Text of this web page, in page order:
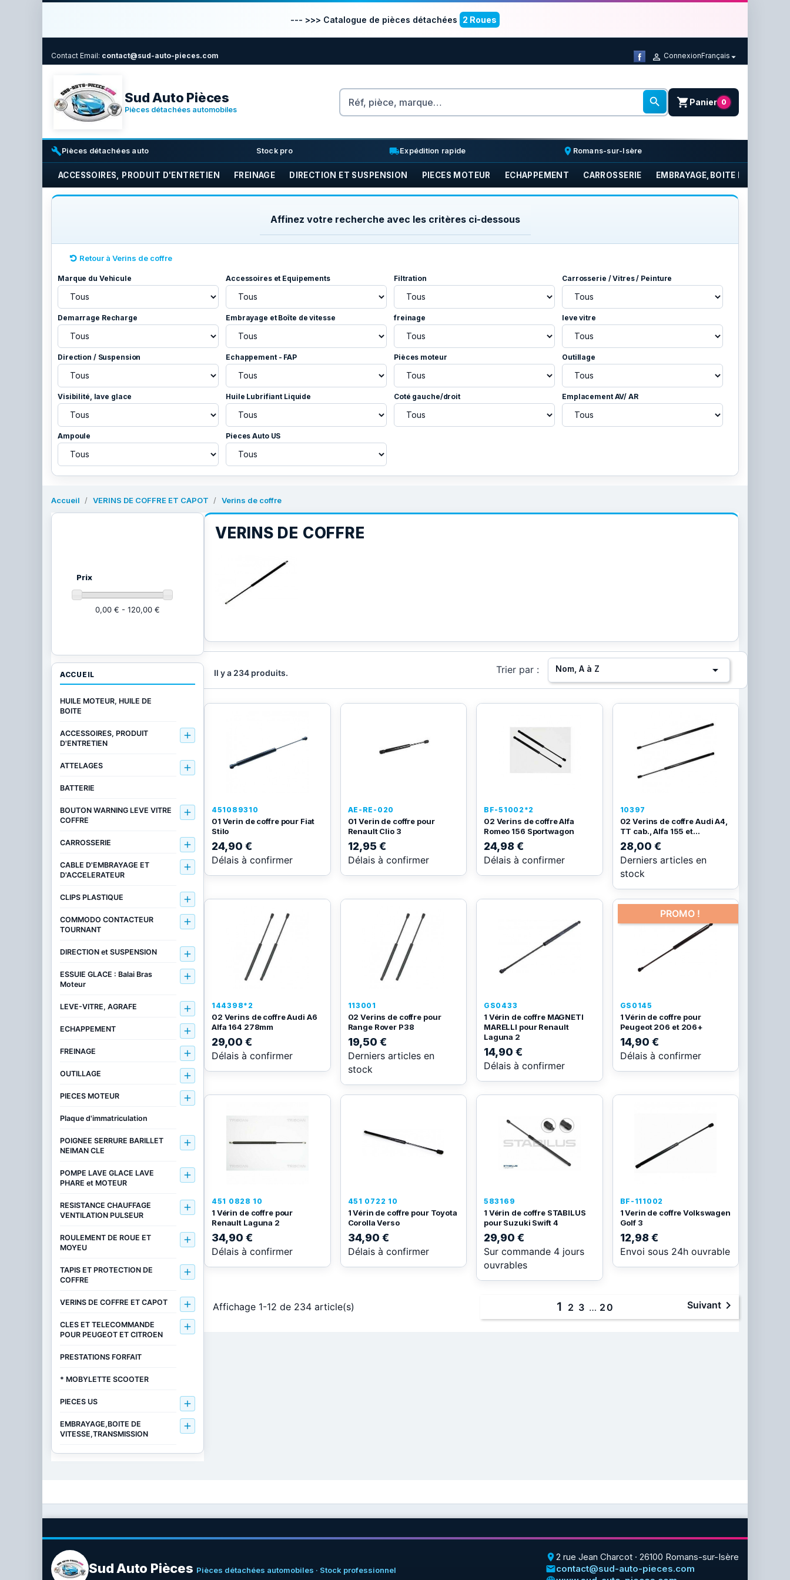
--- >>> Catalogue de pièces détachées 2 Roues
Contact Email: contact@sud-auto-pieces.com  ConnexionFrançais
Sud Auto Pièces
Pièces détachées automobiles
Rechercher
 shopping_cartPanier 0
buildPièces détachées auto inventory_2
Stock pro local_shippingExpédition rapide place Romans-sur-Isère
ACCESSOIRES, PRODUIT D'ENTRETIEN FREINAGE DIRECTION ET SUSPENSION PIECES MOTEUR ECHAPPEMENT CARROSSERIE EMBRAYAGE,BOITE DE
Affinez votre recherche avec les critères ci-dessous
Retour à Verins de coffre
Marque du Vehicule Accessoires et Equipements Filtration Carrosserie / Vitres / Peinture
Demarrage Recharge Embrayage et Boîte de vitesse freinage leve vitre
Direction / Suspension Echappement - FAP Pièces moteur Outillage
Visibilité, lave glace Huile Lubrifiant Liquide Coté gauche/droit Emplacement AV/ AR
Ampoule Pieces Auto US
Accueil VERINS DE COFFRE ET CAPOT Verins de coffre
VERINS DE COFFRE
Il y a 234 produits. Trier par : Nom, A à Z 
451089310
01 Verin de coffre pour Fiat
Stilo
24,90 €
Délais à confirmer
AE-RE-020
01 Verin de coffre pour
Renault Clio 3
12,95 €
Délais à confirmer
BF-51002*2
02 Verins de coffre Alfa
Romeo 156 Sportwagon
24,98 €
Délais à confirmer
10397
02 Verins de coffre Audi A4,
TT cab., Alfa 155 et...
28,00 €
Derniers articles en
stock
144398*2
02 Verins de coffre Audi A6
Alfa 164 278mm
29,00 €
Délais à confirmer
113001
02 Verins de coffre pour
Range Rover P38
19,50 €
Derniers articles en
stock
GS0433
1 Vérin de coffre MAGNETI
MARELLI pour Renault
Laguna 2
14,90 €
Délais à confirmer
PROMO !
GS0145
1 Vérin de coffre pour
Peugeot 206 et 206+
14,90 €
Délais à confirmer
451 0828 10
1 Vérin de coffre pour
Renault Laguna 2
34,90 €
Délais à confirmer
451 0722 10
1 Vérin de coffre pour Toyota
Corolla Verso
34,90 €
Délais à confirmer
583169
1 Vérin de coffre STABILUS
pour Suzuki Swift 4
29,90 €
Sur commande 4 jours
ouvrables
BF-111002
1 Verin de coffre Volkswagen
Golf 3
12,98 €
Envoi sous 24h ouvrable
Affichage 1-12 de 234 article(s) 1 2 3 … 20 Suivant
Prix
0,00 € - 120,00 €
ACCUEIL
HUILE MOTEUR, HUILE DE
BOITE
ACCESSOIRES, PRODUIT
D'ENTRETIEN

ATTELAGES 
BATTERIE
BOUTON WARNING LEVE VITRE
COFFRE

CARROSSERIE 
CABLE D'EMBRAYAGE ET
D'ACCELERATEUR

CLIPS PLASTIQUE 
COMMODO CONTACTEUR
TOURNANT

DIRECTION et SUSPENSION 
ESSUIE GLACE : Balai Bras
Moteur

LEVE-VITRE, AGRAFE 
ECHAPPEMENT 
FREINAGE 
OUTILLAGE 
PIECES MOTEUR 
Plaque d'immatriculation
POIGNEE SERRURE BARILLET
NEIMAN CLE

POMPE LAVE GLACE LAVE
PHARE et MOTEUR

RESISTANCE CHAUFFAGE
VENTILATION PULSEUR

ROULEMENT DE ROUE ET
MOYEU

TAPIS ET PROTECTION DE
COFFRE

VERINS DE COFFRE ET CAPOT 
CLES ET TELECOMMANDE
POUR PEUGEOT ET CITROEN

PRESTATIONS FORFAIT
* MOBYLETTE SCOOTER
PIECES US 
EMBRAYAGE,BOITE DE
VITESSE,TRANSMISSION

Sud Auto Pièces Pièces détachées automobiles · Stock professionnel
place2 rue Jean Charcot · 26100 Romans-sur-Isère
emailcontact@sud-auto-pieces.com